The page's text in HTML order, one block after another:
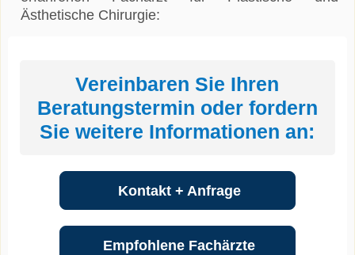
Ästhetische Chirurgie:
Vereinbaren Sie Ihren
Beratungstermin oder fordern
Sie weitere Informationen an:
Kontakt + Anfrage
Empfohlene Fachärzte